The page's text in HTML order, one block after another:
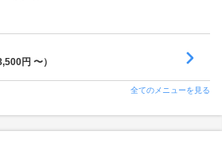
円 〜）
全てのメニューを見る